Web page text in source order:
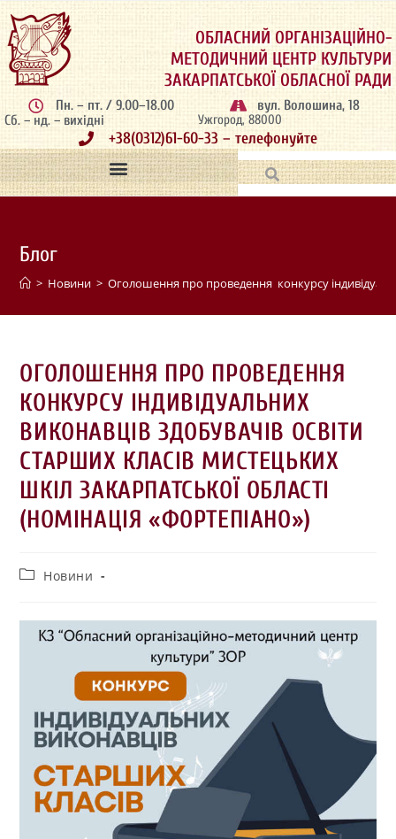
ОБЛАСНИЙ ОРГАНІЗАЦІЙНО-
МЕТОДИЧНИЙ ЦЕНТР КУЛЬТУРИ
ЗАКАРПАТСЬКОЇ ОБЛАСНОЇ РАДИ
Пн. – пт. / 9.00–18.00
Сб. – нд. – вихідні
вул. Волошина, 18
Ужгород, 88000
+38(0312)61-60-33 – телефонуйте
Блог
> Новини > Оголошення про проведення конкурсу
ОГОЛОШЕННЯ ПРО ПРОВЕДЕННЯ
КОНКУРСУ ІНДИВІДУАЛЬНИХ
ВИКОНАВЦІВ ЗДОБУВАЧІВ ОСВІТИ
СТАРШИХ КЛАСІВ МИСТЕЦЬКИХ
ШКІЛ ЗАКАРПАТСЬКОЇ ОБЛАСТІ
(НОМІНАЦІЯ «ФОРТЕПІАНО»)
Новини